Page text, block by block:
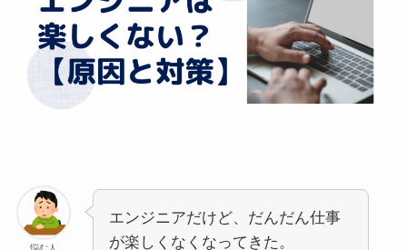
悩む人
エンジニアだけど、だんだん仕事
が楽しくなくなってきた。